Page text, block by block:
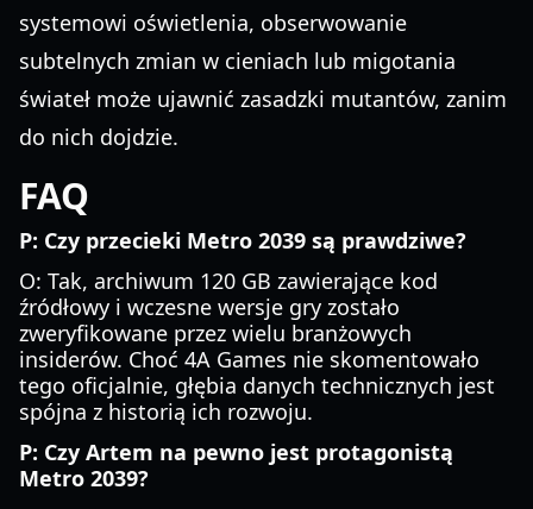
systemowi oświetlenia, obserwowanie
subtelnych zmian w cieniach lub migotania
świateł może ujawnić zasadzki mutantów, zanim
do nich dojdzie.
FAQ
P: Czy przecieki Metro 2039 są prawdziwe?
O: Tak, archiwum 120 GB zawierające kod
źródłowy i wczesne wersje gry zostało
zweryfikowane przez wielu branżowych
insiderów. Choć 4A Games nie skomentowało
tego oficjalnie, głębia danych technicznych jest
spójna z historią ich rozwoju.
P: Czy Artem na pewno jest protagonistą
Metro 2039?